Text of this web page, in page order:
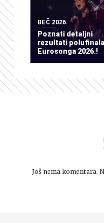
BEČ 2026.
Poznati detaljni
rezultati polufinala
Eurosonga 2026.!
Još nema komentara.